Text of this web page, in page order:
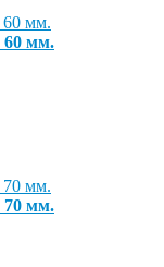
60 мм.
70 мм.